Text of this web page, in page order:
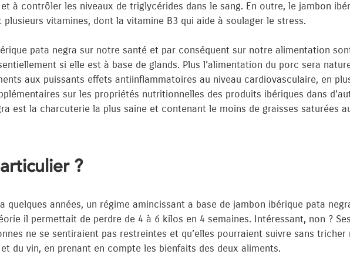
à contrôler les niveaux de triglycérides dans le sang. En outre, le jambon
plusieurs vitamines, dont la vitamine B3 qui aide à soulager le stress.
pata negra sur notre santé et par conséquent sur notre alimentation
si elle est à base de glands. Plus l’alimentation du porc sera
aux puissants effets antiinflammatoires au niveau cardiovasculaire, en
sur les propriétés nutritionnelles des produits ibériques dans
est la charcuterie la plus saine et contenant le moins de graisses saturées
?
quelques années, un régime amincissant a base de jambon ibérique pata
il permettait de perdre de 4 à 6 kilos en 4 semaines. Intéressant, non ?
ne se sentiraient pas restreintes et qu’elles pourraient suivre sans
du vin, en prenant en compte les bienfaits des deux aliments.